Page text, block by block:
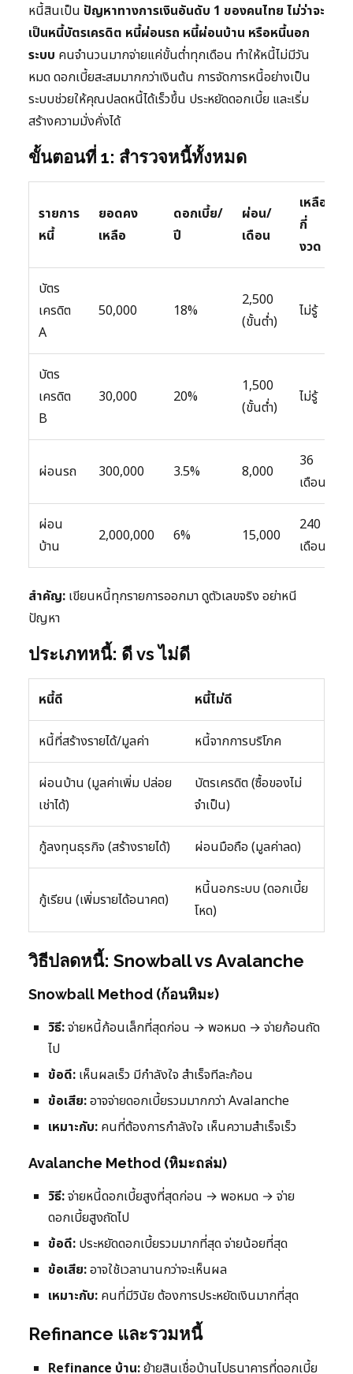
หนี้สินเป็น ปัญหาทางการเงินอันดับ 1 ของคนไทย ไม่ว่าจะ
เป็นหนี้บัตรเครดิต หนี้ผ่อนรถ หนี้ผ่อนบ้าน หรือหนี้นอก
ระบบ คนจำนวนมากจ่ายแค่ขั้นต่ำทุกเดือน ทำให้หนี้ไม่มีวัน
หมด ดอกเบี้ยสะสมมากกว่าเงินต้น การจัดการหนี้อย่างเป็น
ระบบช่วยให้คุณปลดหนี้ได้เร็วขึ้น ประหยัดดอกเบี้ย และเริ่ม
สร้างความมั่งคั่งได้
ขั้นตอนที่ 1: สำรวจหนี้ทั้งหมด
รายการ
หนี้
ยอดคง
เหลือ
ดอกเบี้ย/
ปี
ผ่อน/
เดือน
เหลือ
กี่
งวด
บัตร
เครดิต
A
50,000 18%
2,500
(ขั้นต่ำ)
ไม่รู้
บัตร
เครดิต
B
30,000 20%
1,500
(ขั้นต่ำ)
ไม่รู้
ผ่อนรถ 300,000 3.5% 8,000
36
เดือน
ผ่อน
บ้าน
2,000,000 6% 15,000
240
เดือน
สำคัญ: เขียนหนี้ทุกรายการออกมา ดูตัวเลขจริง อย่าหนี
ปัญหา
ประเภทหนี้: ดี vs ไม่ดี
หนี้ดี หนี้ไม่ดี
หนี้ที่สร้างรายได้/มูลค่า หนี้จากการบริโภค
ผ่อนบ้าน (มูลค่าเพิ่ม ปล่อย
เช่าได้)
บัตรเครดิต (ซื้อของไม่
จำเป็น)
กู้ลงทุนธุรกิจ (สร้างรายได้) ผ่อนมือถือ (มูลค่าลด)
กู้เรียน (เพิ่มรายได้อนาคต)
หนี้นอกระบบ (ดอกเบี้ย
โหด)
วิธีปลดหนี้: Snowball vs Avalanche
Snowball Method (ก้อนหิมะ)
วิธี:จ่ายหนี้ก้อนเล็กที่สุดก่อน → พอหมด → จ่ายก้อนถัด
ไป
ข้อดี: เห็นผลเร็ว มีกำลังใจ สำเร็จทีละก้อน
ข้อเสีย:อาจจ่ายดอกเบี้ยรวมมากกว่า Avalanche
เหมาะกับ: คนที่ต้องการกำลังใจ เห็นความสำเร็จเร็ว
Avalanche Method (หิมะถล่ม)
วิธี:จ่ายหนี้ดอกเบี้ยสูงที่สุดก่อน → พอหมด → จ่าย
ดอกเบี้ยสูงถัดไป
ข้อดี: ประหยัดดอกเบี้ยรวมมากที่สุด จ่ายน้อยที่สุด
ข้อเสีย:อาจใช้เวลานานกว่าจะเห็นผล
เหมาะกับ: คนที่มีวินัย ต้องการประหยัดเงินมากที่สุด
Refinance และรวมหนี้
Refinance บ้าน:ย้ายสินเชื่อบ้านไปธนาคารที่ดอกเบี้ย